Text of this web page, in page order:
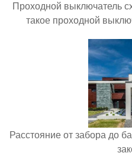
Проходной выключатель
такое проходной
Расстояние от забора до